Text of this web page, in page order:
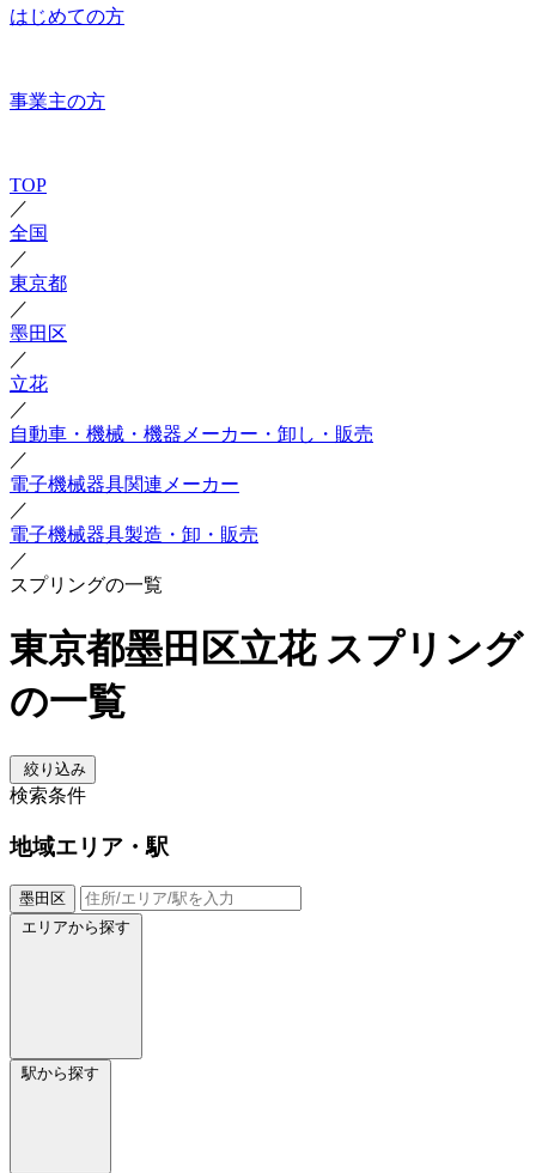
はじめての方
事業主の方
TOP
／
全国
／
東京都
／
墨田区
／
立花
／
自動車・機械・機器メーカー・卸し・販売
／
電子機械器具関連メーカー
／
電子機械器具製造・卸・販売
／
スプリングの一覧
東京都墨田区立花 スプリング
の一覧
絞り込み
検索条件
地域エリア・駅
墨田区
エリアから探す
駅から探す